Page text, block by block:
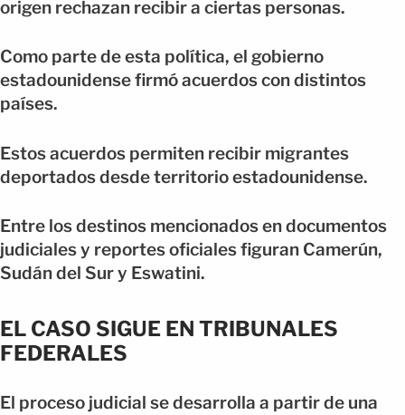
origen rechazan recibir a ciertas personas.
Como parte de esta política, el gobierno
estadounidense firmó acuerdos con distintos
países.
Estos acuerdos permiten recibir migrantes
deportados desde territorio estadounidense.
Entre los destinos mencionados en documentos
judiciales y reportes oficiales figuran Camerún,
Sudán del Sur y Eswatini.
EL CASO SIGUE EN TRIBUNALES
FEDERALES
El proceso judicial se desarrolla a partir de una